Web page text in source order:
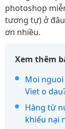
photoshop
tương tự) ở
ơn nhiều.
Xem thêm
Moi
Viet o
Hàng từ
khiếu nại